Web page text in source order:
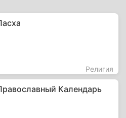
Религия
Календарь